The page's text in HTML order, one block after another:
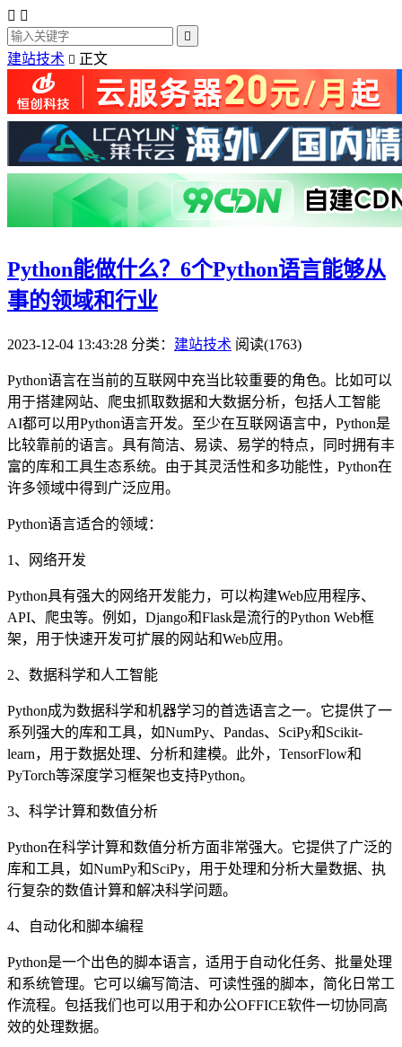
 

建站技术  正文
Python能做什么？6个Python语言能够从
事的领域和行业
2023-12-04 13:43:28 分类： 建站技术 阅读(1763)
Python语言在当前的互联网中充当比较重要的角色。比如可以
用于搭建网站、爬虫抓取数据和大数据分析，包括人工智能
AI都可以用Python语言开发。至少在互联网语言中，Python是
比较靠前的语言。具有简洁、易读、易学的特点，同时拥有丰
富的库和工具生态系统。由于其灵活性和多功能性，Python在
许多领域中得到广泛应用。
Python语言适合的领域：
1、网络开发
Python具有强大的网络开发能力，可以构建Web应用程序、
API、爬虫等。例如，Django和Flask是流行的Python Web框
架，用于快速开发可扩展的网站和Web应用。
2、数据科学和人工智能
Python成为数据科学和机器学习的首选语言之一。它提供了一
系列强大的库和工具，如NumPy、Pandas、SciPy和Scikit-
learn，用于数据处理、分析和建模。此外，TensorFlow和
PyTorch等深度学习框架也支持Python。
3、科学计算和数值分析
Python在科学计算和数值分析方面非常强大。它提供了广泛的
库和工具，如NumPy和SciPy，用于处理和分析大量数据、执
行复杂的数值计算和解决科学问题。
4、自动化和脚本编程
Python是一个出色的脚本语言，适用于自动化任务、批量处理
和系统管理。它可以编写简洁、可读性强的脚本，简化日常工
作流程。包括我们也可以用于和办公OFFICE软件一切协同高
效的处理数据。